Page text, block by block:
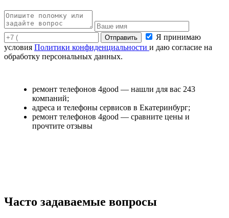
Я принимаю
условия Политики конфиденциальности и даю согласие на
обработку персональных данных.
ремонт телефонов 4good — нашли для вас 243
компаний;
адреса и телефоны сервисов в Екатеринбург;
ремонт телефонов 4good — сравните цены и
прочтите отзывы
Часто задаваемые вопросы